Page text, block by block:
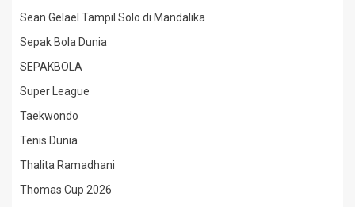
Sean Gelael Tampil Solo di Mandalika
Sepak Bola Dunia
SEPAKBOLA
Super League
Taekwondo
Tenis Dunia
Thalita Ramadhani
Thomas Cup 2026